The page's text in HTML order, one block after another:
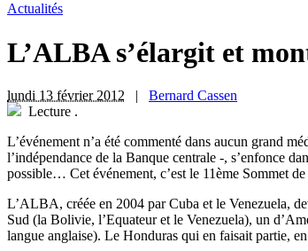
Actualités
L’ALBA s’élargit et
lundi 13 février 2012 | Bernard Cassen
Lecture .
L’événement n’a été commenté dans aucun grand
l’indépendance de la Banque centrale -, s’enfonce
possible… Cet événement, c’est le 11ème Sommet
L’ALBA, créée en 2004 par Cuba et le Venezuela,
Sud (la Bolivie, l’Equateur et le Venezuela), un
langue anglaise). Le Honduras qui en faisait partie,